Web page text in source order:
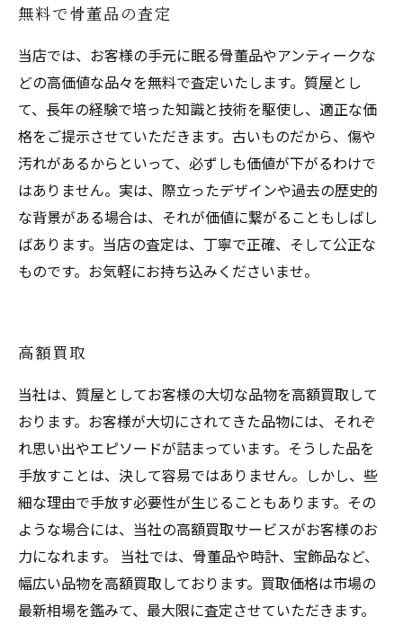
無料で骨董品の査定
当店では、お客様の手元に眠る骨董品やアンティークな
どの高価値な品々を無料で査定いたします。質屋とし
て、長年の経験で培った知識と技術を駆使し、適正な価
格をご提示させていただきます。古いものだから、傷や
汚れがあるからといって、必ずしも価値が下がるわけで
はありません。実は、際立ったデザインや過去の歴史的
な背景がある場合は、それが価値に繋がることもしばし
ばあります。当店の査定は、丁寧で正確、そして公正な
ものです。お気軽にお持ち込みくださいませ。
高額買取
当社は、質屋としてお客様の大切な品物を高額買取して
おります。お客様が大切にされてきた品物には、それぞ
れ思い出やエピソードが詰まっています。そうした品を
手放すことは、決して容易ではありません。しかし、些
細な理由で手放す必要性が生じることもあります。その
ような場合には、当社の高額買取サービスがお客様のお
力になれます。 当社では、骨董品や時計、宝飾品など、
幅広い品物を高額買取しております。買取価格は市場の
最新相場を鑑みて、最大限に査定させていただきます。